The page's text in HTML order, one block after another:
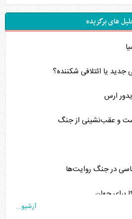
های برگزیده
جدید یا ائتلافی شکننده؟
ارس
و عقب‌نشینی از جنگ
در جنگ روایت‌ها
برای جهان
آرشیو...